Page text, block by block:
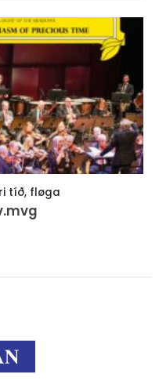
tíð, fløga